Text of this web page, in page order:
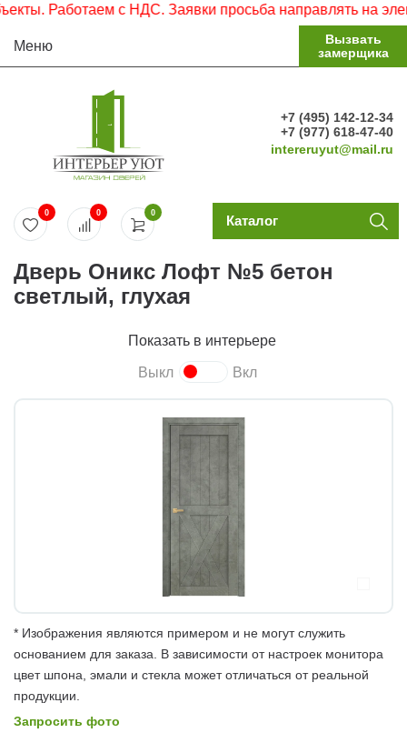
Работаем с НДС. Заявки просьба направлять на
Меню
Вызвать
замерщика
+7 (495) 142-12-34
+7 (977) 618-47-40
intereruyut@mail.ru
0
0 0 Каталог
Дверь Оникс Лофт №5 бетон
светлый, глухая
Показать в интерьере
Выкл Вкл
* Изображения являются примером и не могут служить
основанием для заказа. В зависимости от настроек монитора
цвет шпона, эмали и стекла может отличаться от реальной
продукции.
Запросить фото